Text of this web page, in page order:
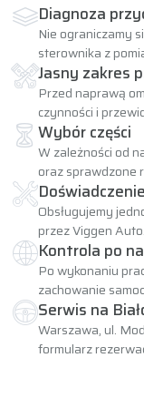
Diagnoza
Nie ograniczamy
sterownika z
Jasny zakres
Przed naprawą
czynności i
Wybór części
W zależności od
oraz sprawdzone
Obsługujemy
przez Viggen Auto.
Kontrola po
Po wykonaniu
zachowanie
Serwis na
Warszawa, ul.
formularz